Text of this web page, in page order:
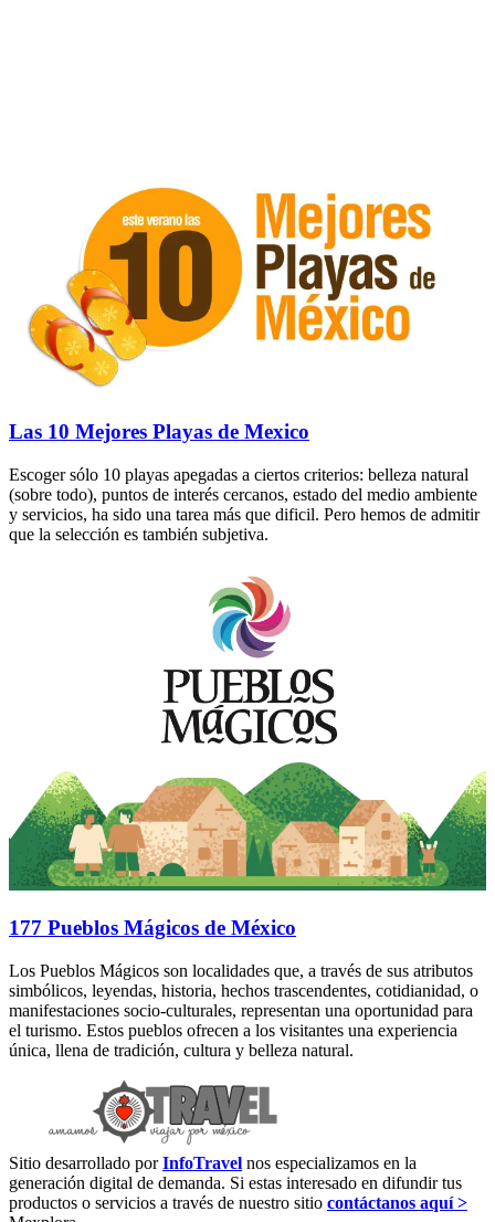
Las 10 Mejores Playas de Mexico
Escoger sólo 10 playas apegadas a ciertos criterios: belleza natural
(sobre todo), puntos de interés cercanos, estado del medio ambiente
y servicios, ha sido una tarea más que dificil. Pero hemos de admitir
que la selección es también subjetiva.
177 Pueblos Mágicos de México
Los Pueblos Mágicos son localidades que, a través de sus atributos
simbólicos, leyendas, historia, hechos trascendentes, cotidianidad, o
manifestaciones socio-culturales, representan una oportunidad para
el turismo. Estos pueblos ofrecen a los visitantes una experiencia
única, llena de tradición, cultura y belleza natural.
Sitio desarrollado porInfoTravel nos especializamos en la
generación digital de demanda. Si estas interesado en difundir tus
productos o servicios a través de nuestro sitio contáctanos aquí >